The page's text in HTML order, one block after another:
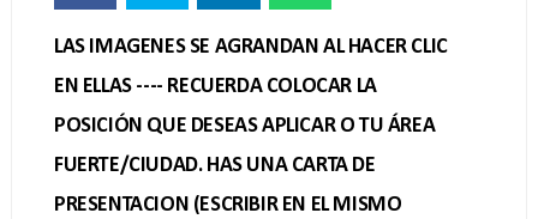
LAS IMAGENES SE AGRANDAN AL HACER CLIC
EN ELLAS ---- RECUERDA COLOCAR LA
POSICIÓN QUE DESEAS APLICAR O TU ÁREA
FUERTE/CIUDAD. HAS UNA CARTA DE
PRESENTACION (ESCRIBIR EN EL MISMO